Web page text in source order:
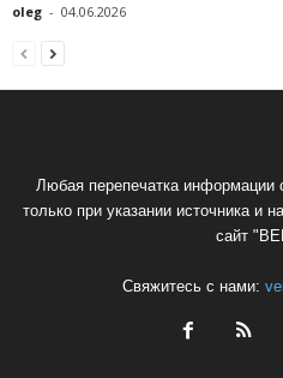
oleg - 04.06.2026
Любая перепечатка информации
только при указании источника и
сайт
Свяжитесь с нами: